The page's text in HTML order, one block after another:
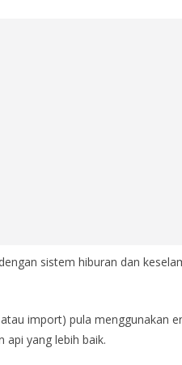
sistem hiburan dan
import) pula menggunakan
yang lebih baik.